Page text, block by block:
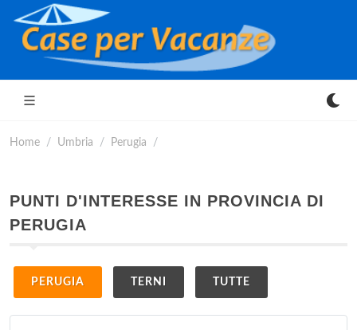
Home Umbria Perugia
PUNTI D'INTERESSE IN PROVINCIA DI
PERUGIA
PERUGIA TERNI TUTTE